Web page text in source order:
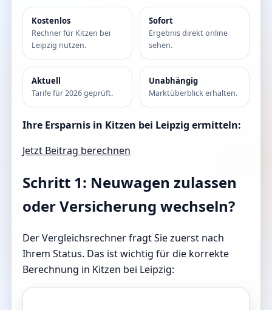
Kostenlos
Rechner für Kitzen bei
Leipzig nutzen.
Sofort
Ergebnis direkt online
sehen.
Aktuell
Tarife für 2026 geprüft.
Unabhängig
Marktüberblick erhalten.
Ihre Ersparnis in Kitzen bei Leipzig ermitteln:
Jetzt Beitrag berechnen
Schritt 1: Neuwagen zulassen
oder Versicherung wechseln?
Der Vergleichsrechner fragt Sie zuerst nach
Ihrem Status. Das ist wichtig für die korrekte
Berechnung in Kitzen bei Leipzig: